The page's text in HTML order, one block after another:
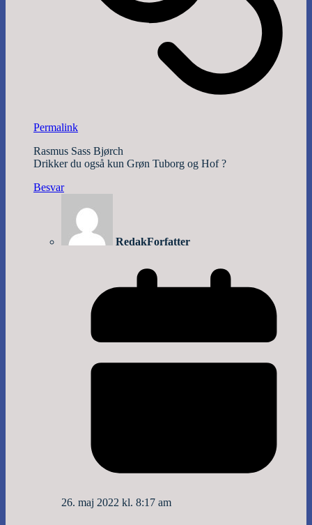
Permalink
Rasmus Sass Bjørch
Drikker du også kun Grøn Tuborg og Hof ?
Besvar
RedakForfatter
26. maj 2022 kl. 8:17 am